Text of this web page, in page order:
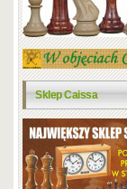
Sklep Caissa